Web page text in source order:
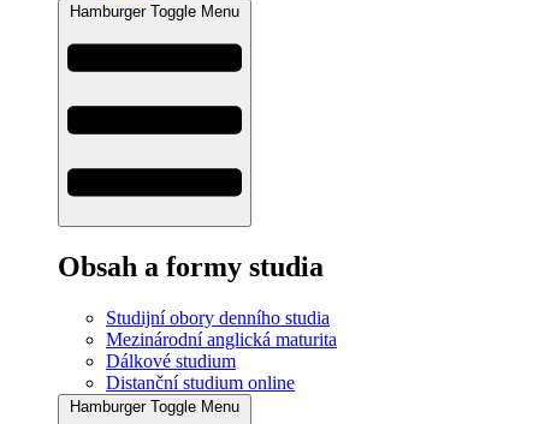
Hamburger Toggle Menu
Obsah a formy studia
Studijní obory denního studia
Mezinárodní anglická maturita
Dálkové studium
Distanční studium online
Hamburger Toggle Menu